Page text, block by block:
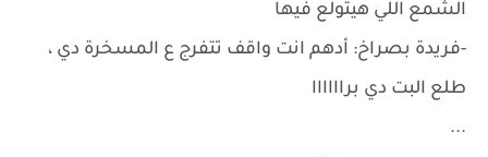
الشمع اللي هيتولع فيها
-فريدة بصراخ: أدهم انت واقف تتفرج ع المسخرة دي ،
طلع البت دي براااااا
...